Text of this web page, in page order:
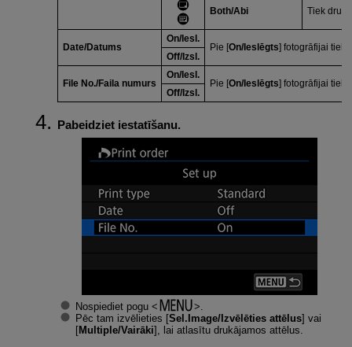
Both/Abi Tiek
Date/Datums
On/Iesl.
Pie [On/Ieslēgts] fotogrāfijai tiek
Off/Izsl.
File No./Faila numurs
On/Iesl.
Pie [On/Ieslēgts] fotogrāfijai tiek
Off/Izsl.
Pabeidziet iestatīšanu.
Nospiediet pogu
Pēc tam izvēlieties [Sel.Image/Izvēlēties attēlus] vai
[Multiple/Vairāki], lai atlasītu drukājamos attēlus.